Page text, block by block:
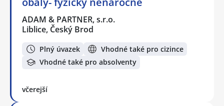
ADAM & PARTNER, s.r.o.
Liblice, Český Brod
Plný úvazek
Vhodné také pro cizince
Vhodné také pro absolventy
včerejší